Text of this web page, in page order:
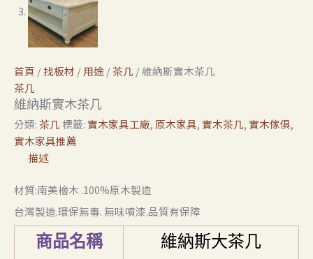
首頁 /找板材 /用途/茶几 / 維納斯實木茶几
茶几
維納斯實木茶几
分類:茶几標籤:實木家具工廠,原木家具,實木茶几,實木傢俱,
實木家具推薦
描述
材質:南美檜木 .100%原木製造
台灣製造.環保無毒. 無味噴漆.品質有保障
商品名稱 維納斯大茶几